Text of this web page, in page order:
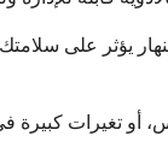
يؤثر على